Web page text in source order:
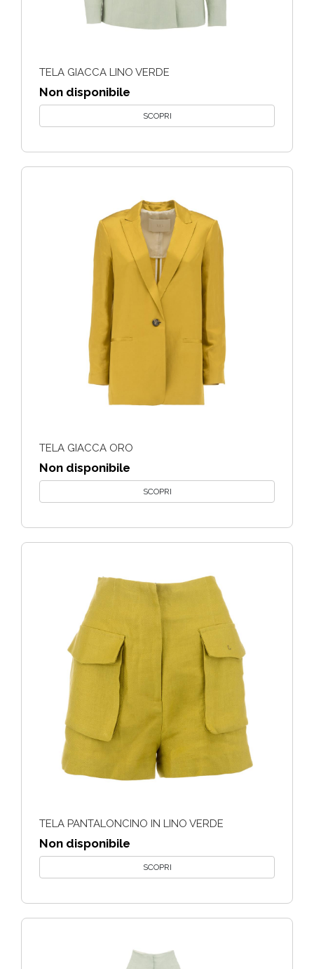
TELA GIACCA LINO VERDE
Non disponibile
SCOPRI
TELA GIACCA ORO
Non disponibile
SCOPRI
TELA PANTALONCINO IN LINO VERDE
Non disponibile
SCOPRI